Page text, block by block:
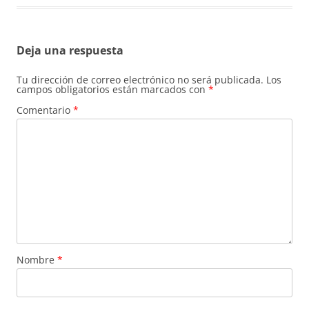
Deja una respuesta
Tu dirección de correo electrónico no será publicada. Los
campos obligatorios están marcados con *
Comentario *
Nombre *